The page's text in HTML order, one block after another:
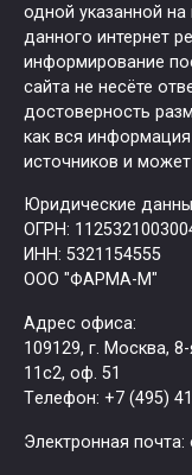
одной указанной
данного интернет
информирование
сайта не несёте
достоверность
как вся
источников и
Юридические
ОГРН:
ИНН: 5321154555
ООО "ФАРМА-М"
Адрес офиса:
109129, г. Москва,
11с2, оф. 51
Tелефон: +7 (495)
Электронная